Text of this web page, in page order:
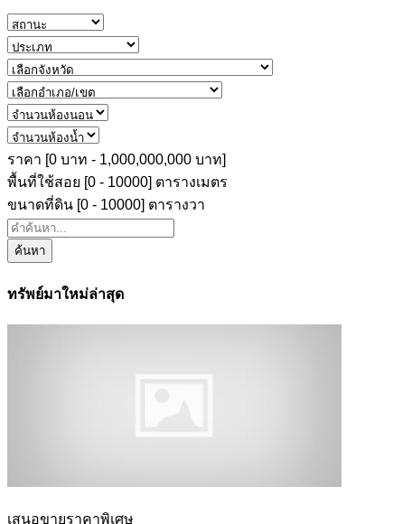
ราคา [0 บาท - 1,000,000,000 บาท]
พื้นที่ใช้สอย [0 - 10000] ตารางเมตร
ขนาดที่ดิน [0 - 10000] ตารางวา
ค้นหา
ทรัพย์มาใหม่ล่าสุด
เสนอขายราคาพิเศษ